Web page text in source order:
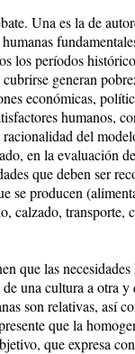
Una es la de
los períodos
generan
económicas,
humanos,
del
en la evaluación
que deben ser
se producen
calzado, transporte,
que las
una cultura a otra
son relativas, así
que la
que expresa